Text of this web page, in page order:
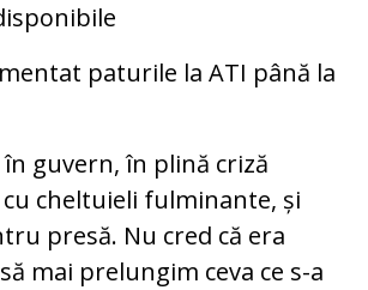
paturile la ATI până la
guvern, în plină criză
cheltuieli fulminante, și
presă. Nu cred că era
mai prelungim ceva ce s-a